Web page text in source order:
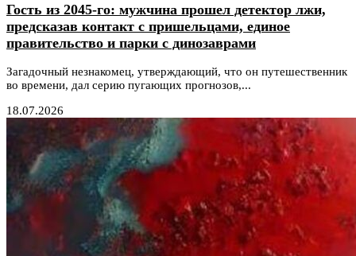
Гость из 2045-го: мужчина прошел детектор лжи,
предсказав контакт с пришельцами, единое
правительство и парки с динозаврами
Загадочный незнакомец, утверждающий, что он путешественник
во времени, дал серию пугающих прогнозов,...
18.07.2026